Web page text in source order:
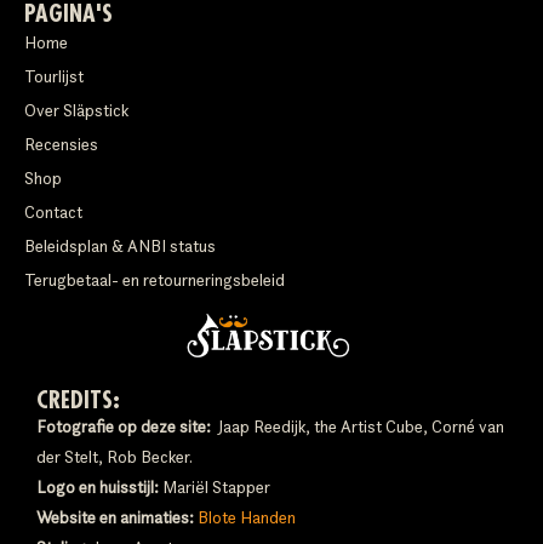
PAGINA'S
Home
Tourlijst
Over Släpstick
Recensies
Shop
Contact
Beleidsplan & ANBI status
Terugbetaal- en retourneringsbeleid
CREDITS:
Fotografie op deze site: Jaap Reedijk, the Artist Cube, Corné van
der Stelt, Rob Becker.
Logo en huisstijl: Mariël Stapper
Website en animaties: Blote Handen